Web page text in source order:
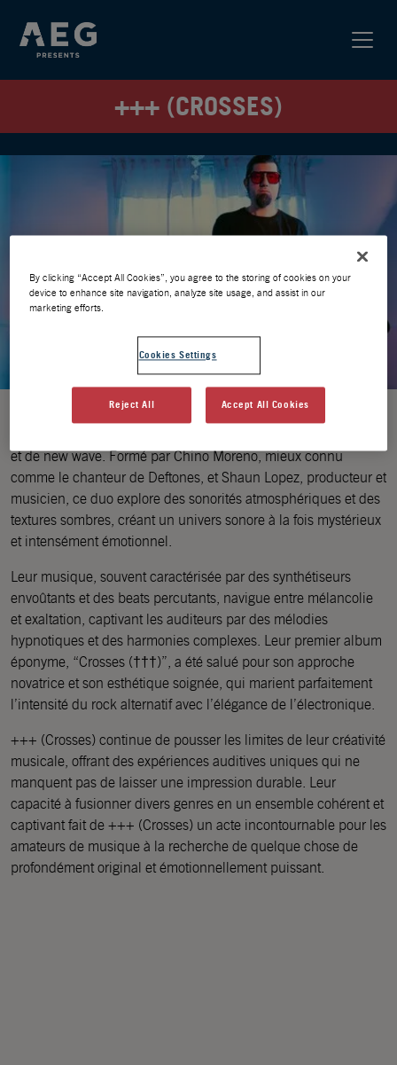
+++ (CROSSES)
+++ (Crosses) est un projet musical captivant qui se démarque
et de new wave. Formé par Chino Moreno, mieux connu
comme le chanteur de Deftones, et Shaun Lopez, producteur et
musicien, ce duo explore des sonorités atmosphériques et des
textures sombres, créant un univers sonore à la fois mystérieux
et intensément émotionnel.
Leur musique, souvent caractérisée par des synthétiseurs
envoûtants et des beats percutants, navigue entre mélancolie
et exaltation, captivant les auditeurs par des mélodies
hypnotiques et des harmonies complexes. Leur premier album
éponyme, “Crosses (†††)”, a été salué pour son approche
novatrice et son esthétique soignée, qui marient parfaitement
l’intensité du rock alternatif avec l’élégance de l’électronique.
+++ (Crosses) continue de pousser les limites de leur créativité
musicale, offrant des expériences auditives uniques qui ne
manquent pas de laisser une impression durable. Leur
capacité à fusionner divers genres en un ensemble cohérent et
captivant fait de +++ (Crosses) un acte incontournable pour les
amateurs de musique à la recherche de quelque chose de
profondément original et émotionnellement puissant.
By clicking “Accept All Cookies”, you agree to the storing of cookies on your
device to enhance site navigation, analyze site usage, and assist in our
marketing efforts.
Cookies Settings
Reject All Accept All Cookies